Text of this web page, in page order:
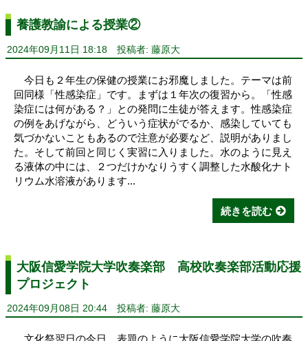
養護教諭による授業②
2024年09月11日 18:18 投稿者: 藤原大
今日も２年生の保健の授業にお邪魔しました。テーマは前
回同様「性感染症」です。まずは１年次の復習から。「性感
染症には何がある？」との発問に生徒が答えます。性感染症
の例をあげながら、どういう症状がでるか、感染していても
気づかないこともあるので注意が必要など、説明がありまし
た。そして前回と同じく実習に入りました。水のように見え
る液体の中には、２つだけかなりうすく調整した水酸化ナト
リウム水溶液があります...
続きを読む
大阪信愛学院大学吹奏楽部 高校吹奏楽部活動応援
プロジェクト
2024年09月08日 20:44 投稿者: 藤原大